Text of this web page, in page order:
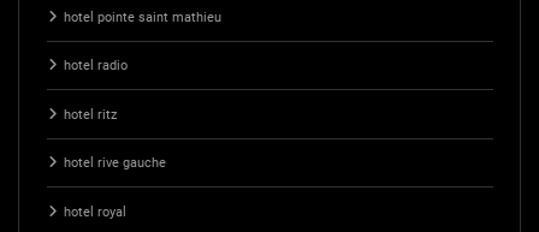
hotel pointe saint mathieu
hotel radio
hotel ritz
hotel rive gauche
hotel royal